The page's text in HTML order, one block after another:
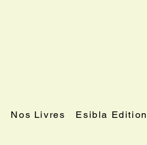
Nos Livres Esibla Edition